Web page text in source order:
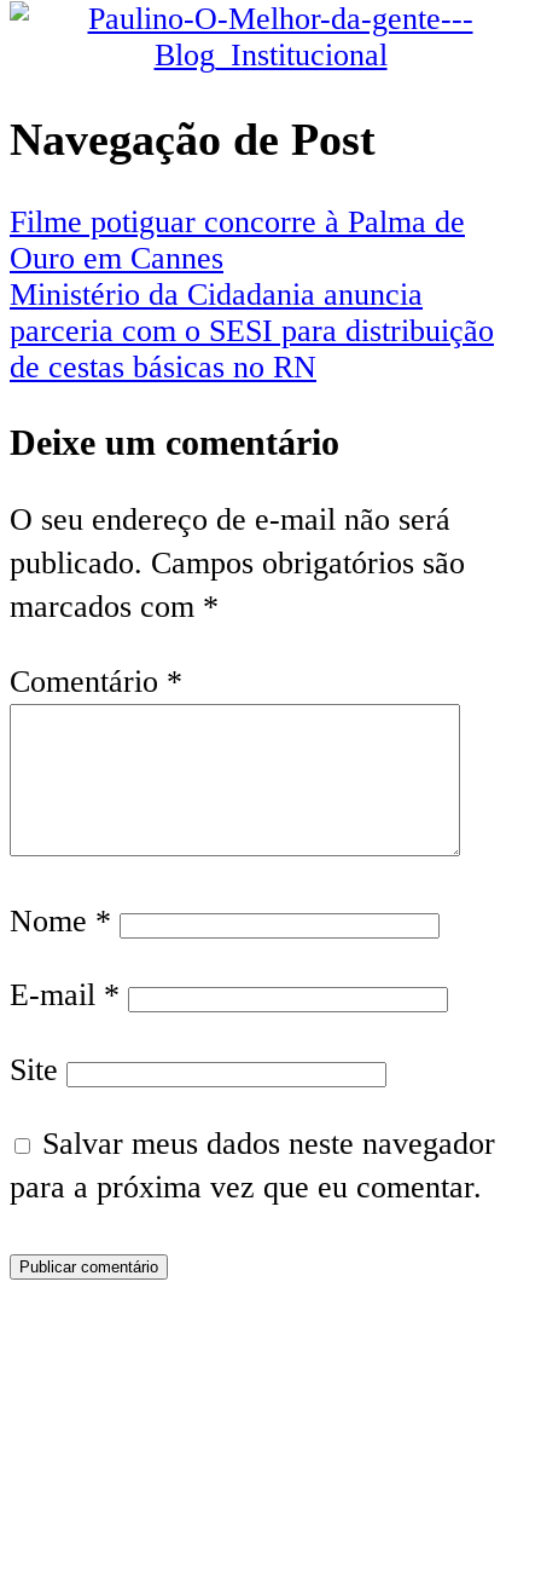
Navegação de Post
Filme potiguar concorre à Palma de
Ouro em Cannes
Ministério da Cidadania anuncia
parceria com o SESI para distribuição
de cestas básicas no RN
Deixe um comentário
O seu endereço de e-mail não será
publicado. Campos obrigatórios são
marcados com *
Comentário *
Nome *
E-mail *
Site
Salvar meus dados neste navegador
para a próxima vez que eu comentar.